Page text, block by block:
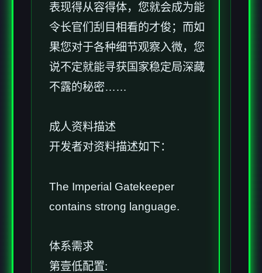
表现得从容得体，您就会成为能
令长官们刮目相看的才俊；而如
果您对于各种细节观察入微，您
说不定就能寻获国家稳定局深藏
不露的秘密……
成人资料描述
开发者对资料描述如下：
The Imperial Gatekeeper
contains strong language.
体系需求
第壹低配置: